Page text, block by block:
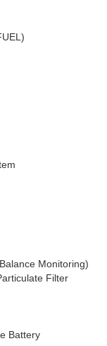
Monitoring)
Filter
Battery